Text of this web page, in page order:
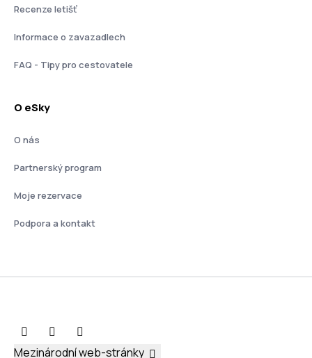
Recenze letišť
Informace o zavazadlech
FAQ - Tipy pro cestovatele
O eSky
O nás
Partnerský program
Moje rezervace
Podpora a kontakt
Mezinárodní web-stránky